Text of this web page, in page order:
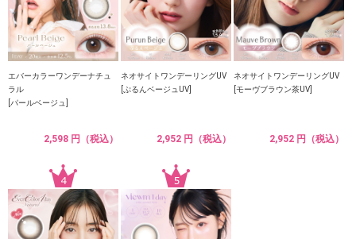
エバーカラーワンデーナチュ
ラル
[パールベージュ]
2,598 円（税込）
ネオサイトワンデーリングUV
[ぷるんベージュUV]
2,952 円（税込）
ネオサイトワンデーリングUV
[モーヴブラウン茶UV]
2,952 円（税込）